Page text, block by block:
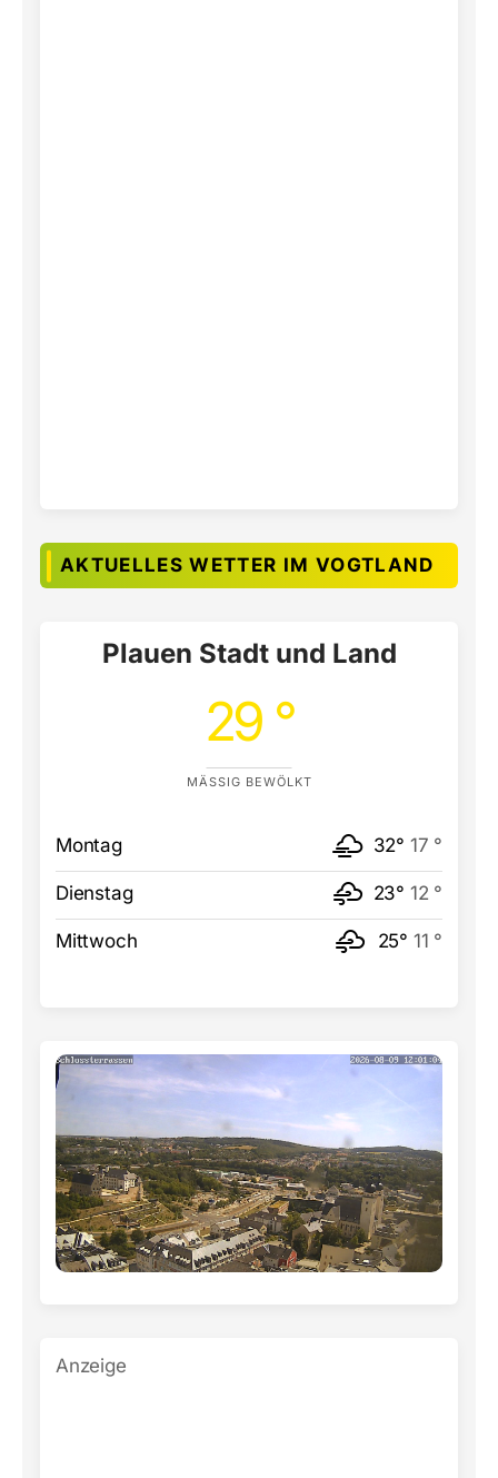
AKTUELLES WETTER IM VOGTLAND
Plauen Stadt und Land
29 °
MÄSSIG BEWÖLKT
Montag 32° 17 °
Dienstag 23° 12 °
Mittwoch 25° 11 °
Anzeige